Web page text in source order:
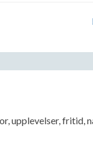
upplevelser, fritid,